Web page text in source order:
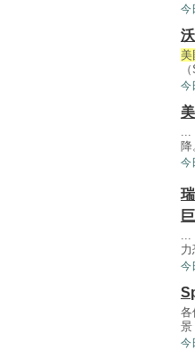
今
美
今
...
今
力
今
各
景
今